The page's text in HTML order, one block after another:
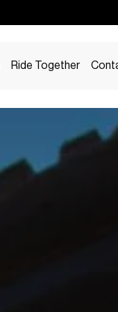
Ride Together